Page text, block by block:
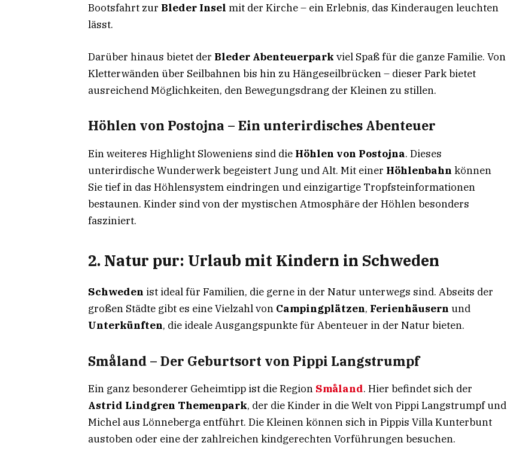
Bootsfahrt zur Bleder Insel mit der Kirche – ein Erlebnis, das Kinderaugen leuchten
lässt.
Darüber hinaus bietet der Bleder Abenteuerpark viel Spaß für die ganze Familie. Von
Kletterwänden über Seilbahnen bis hin zu Hängeseilbrücken – dieser Park bietet
ausreichend Möglichkeiten, den Bewegungsdrang der Kleinen zu stillen.
Höhlen von Postojna – Ein unterirdisches Abenteuer
Ein weiteres Highlight Sloweniens sind die Höhlen von Postojna. Dieses
unterirdische Wunderwerk begeistert Jung und Alt. Mit einer Höhlenbahn können
Sie tief in das Höhlensystem eindringen und einzigartige Tropfsteinformationen
bestaunen. Kinder sind von der mystischen Atmosphäre der Höhlen besonders
fasziniert.
2. Natur pur: Urlaub mit Kindern in Schweden
Schweden ist ideal für Familien, die gerne in der Natur unterwegs sind. Abseits der
großen Städte gibt es eine Vielzahl von Campingplätzen, Ferienhäusern und
Unterkünften, die ideale Ausgangspunkte für Abenteuer in der Natur bieten.
Småland – Der Geburtsort von Pippi Langstrumpf
Ein ganz besonderer Geheimtipp ist die Region Småland. Hier befindet sich der
Astrid Lindgren Themenpark, der die Kinder in die Welt von Pippi Langstrumpf und
Michel aus Lönneberga entführt. Die Kleinen können sich in Pippis Villa Kunterbunt
austoben oder eine der zahlreichen kindgerechten Vorführungen besuchen.